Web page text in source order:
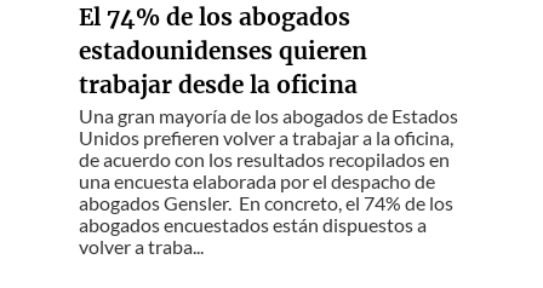
El 74% de los abogados
estadounidenses quieren
trabajar desde la oficina
Una gran mayoría de los abogados de Estados
Unidos prefieren volver a trabajar a la oficina,
de acuerdo con los resultados recopilados en
una encuesta elaborada por el despacho de
abogados Gensler. En concreto, el 74% de los
abogados encuestados están dispuestos a
volver a traba...